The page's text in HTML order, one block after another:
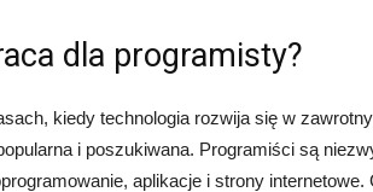
dla programisty?
kiedy technologia rozwija się w
i poszukiwana. Programiści są
aplikacje i strony